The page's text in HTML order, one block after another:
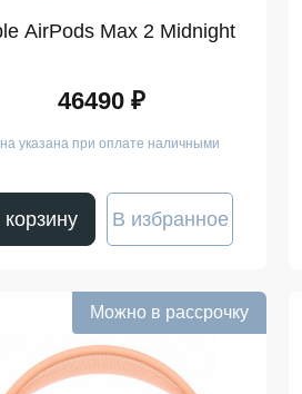
AirPods Max 2 Midnight
46490 ₽
указана при оплате наличными
В избранное
Можно в рассрочку